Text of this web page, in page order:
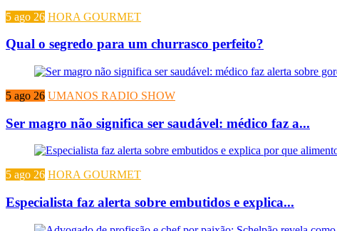
5 ago 26 HORA GOURMET
Qual o segredo para um churrasco perfeito?
5 ago 26 UMANOS RADIO SHOW
Ser magro não significa ser saudável: médico faz a...
5 ago 26 HORA GOURMET
Especialista faz alerta sobre embutidos e explica...